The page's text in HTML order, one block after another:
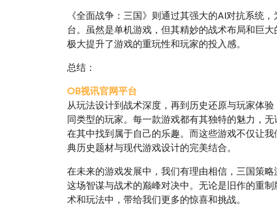
《全面战争：三国》则通过其强大的AI对抗系统
台。虽然是单机游戏，但其精妙的战术布局和巨
极大提升了游戏的重玩性和玩家的投入感。
总结：
OB视讯官网平台
从玩法设计到战术深度，再到历史还原与玩家体
同类型的玩家。每一款游戏都有其独特的魅力，
在其中找到属于自己的乐趣。而这些游戏不仅让
典历史题材与现代游戏设计的完美结合。
在未来的游戏发展中，我们有理由相信，三国策
这场智谋与战术的巅峰对决中。无论是旧作的重
术和玩法中，带给我们更多的惊喜和挑战。